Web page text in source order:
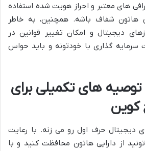
های معتبر و احراز هویت شده استفاده
هاتون شفاف باشه. همچنین، به خاطر
دیجیتال و امکان تغییر قوانین در
سرمایه گذاری با خودتونه و باید حواس
توصیه های تکمیلی برای
کوین
دیجیتال حرف اول رو می زنه. با رعایت
از دارایی هاتون محافظت کنید و با